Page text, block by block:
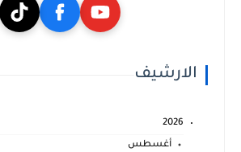
الارشيف
2026
أغسطس